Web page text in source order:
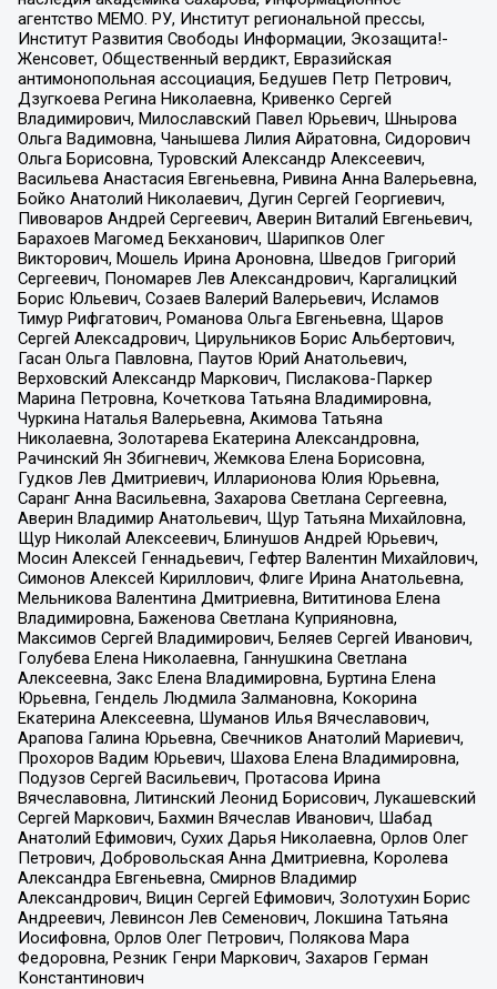
агентство МЕМО. РУ, Институт региональной прессы,
Институт Развития Свободы Информации, Экозащита!-
Женсовет, Общественный вердикт, Евразийская
антимонопольная ассоциация, Бедушев Петр Петрович,
Дзугкоева Регина Николаевна, Кривенко Сергей
Владимирович, Милославский Павел Юрьевич, Шнырова
Ольга Вадимовна, Чанышева Лилия Айратовна, Сидорович
Ольга Борисовна, Туровский Александр Алексеевич,
Васильева Анастасия Евгеньевна, Ривина Анна Валерьевна,
Бойко Анатолий Николаевич, Дугин Сергей Георгиевич,
Пивоваров Андрей Сергеевич, Аверин Виталий Евгеньевич,
Барахоев Магомед Бекханович, Шарипков Олег
Викторович, Мошель Ирина Ароновна, Шведов Григорий
Сергеевич, Пономарев Лев Александрович, Каргалицкий
Борис Юльевич, Созаев Валерий Валерьевич, Исламов
Тимур Рифгатович, Романова Ольга Евгеньевна, Щаров
Сергей Алексадрович, Цирульников Борис Альбертович,
Гасан Ольга Павловна, Паутов Юрий Анатольевич,
Верховский Александр Маркович, Пислакова-Паркер
Марина Петровна, Кочеткова Татьяна Владимировна,
Чуркина Наталья Валерьевна, Акимова Татьяна
Николаевна, Золотарева Екатерина Александровна,
Рачинский Ян Збигневич, Жемкова Елена Борисовна,
Гудков Лев Дмитриевич, Илларионова Юлия Юрьевна,
Саранг Анна Васильевна, Захарова Светлана Сергеевна,
Аверин Владимир Анатольевич, Щур Татьяна Михайловна,
Щур Николай Алексеевич, Блинушов Андрей Юрьевич,
Мосин Алексей Геннадьевич, Гефтер Валентин Михайлович,
Симонов Алексей Кириллович, Флиге Ирина Анатольевна,
Мельникова Валентина Дмитриевна, Вититинова Елена
Владимировна, Баженова Светлана Куприяновна,
Максимов Сергей Владимирович, Беляев Сергей Иванович,
Голубева Елена Николаевна, Ганнушкина Светлана
Алексеевна, Закс Елена Владимировна, Буртина Елена
Юрьевна, Гендель Людмила Залмановна, Кокорина
Екатерина Алексеевна, Шуманов Илья Вячеславович,
Арапова Галина Юрьевна, Свечников Анатолий Мариевич,
Прохоров Вадим Юрьевич, Шахова Елена Владимировна,
Подузов Сергей Васильевич, Протасова Ирина
Вячеславовна, Литинский Леонид Борисович, Лукашевский
Сергей Маркович, Бахмин Вячеслав Иванович, Шабад
Анатолий Ефимович, Сухих Дарья Николаевна, Орлов Олег
Петрович, Добровольская Анна Дмитриевна, Королева
Александра Евгеньевна, Смирнов Владимир
Александрович, Вицин Сергей Ефимович, Золотухин Борис
Андреевич, Левинсон Лев Семенович, Локшина Татьяна
Иосифовна, Орлов Олег Петрович, Полякова Мара
Федоровна, Резник Генри Маркович, Захаров Герман
Константинович